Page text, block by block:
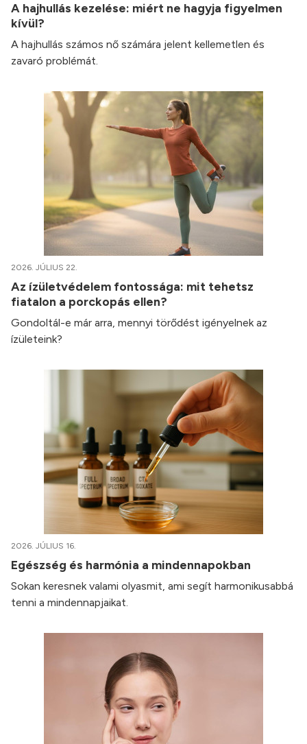
A hajhullás kezelése: miért ne hagyja figyelmen
kívül?
A hajhullás számos nő számára jelent kellemetlen és
zavaró problémát.
2026. JÚLIUS 22.
Az ízületvédelem fontossága: mit tehetsz
fiatalon a porckopás ellen?
Gondoltál-e már arra, mennyi törődést igényelnek az
ízületeink?
2026. JÚLIUS 16.
Egészség és harmónia a mindennapokban
Sokan keresnek valami olyasmit, ami segít harmonikusabbá
tenni a mindennapjaikat.